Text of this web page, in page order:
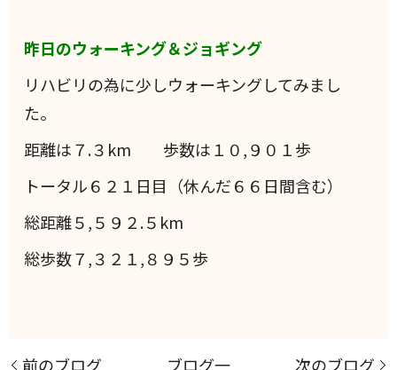
昨日のウォーキング＆ジョギング
リハビリの為に少しウォーキングしてみまし
た。
距離は７.３km 歩数は１０,９０１歩
トータル６２１日目（休んだ６６日間含む）
総距離５,５９２.５km
総歩数７,３２１,８９５歩
前のブログ
ブログ一
次のブログ